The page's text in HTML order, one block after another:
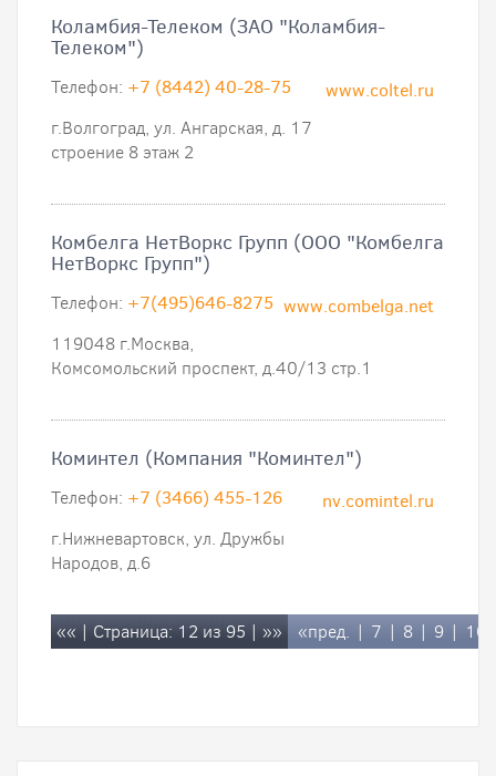
Коламбия-Телеком (ЗАО "Коламбия-
Телеком")
www.coltel.ru
Телефон: +7 (8442) 40-28-75
г.Волгоград, ул. Ангарская, д. 17
строение 8 этаж 2
Комбелга НетВоркс Групп (ООО "Комбелга
НетВоркс Групп")
www.combelga.net
Телефон: +7(495)646-8275
119048 г.Москва,
Комсомольский проспект, д.40/13 стр.1
Коминтел (Компания "Коминтел")
nv.comintel.ru
Телефон: +7 (3466) 455-126
г.Нижневартовск, ул. Дружбы
Народов, д.6
«« | Страница: 12 из 95 | »» «пред. | 7 | 8 | 9 | 10